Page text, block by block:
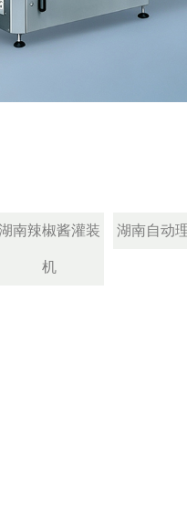
南辣椒酱灌装
机
湖南自动